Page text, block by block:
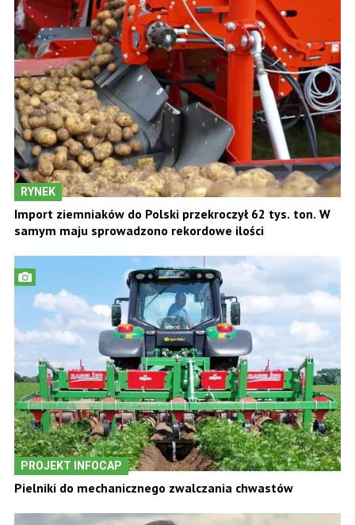
RYNEK
Import ziemniaków do Polski przekroczył 62 tys. ton. W
samym maju sprowadzono rekordowe ilości
PROJEKT INFOCAP
Pielniki do mechanicznego zwalczania chwastów